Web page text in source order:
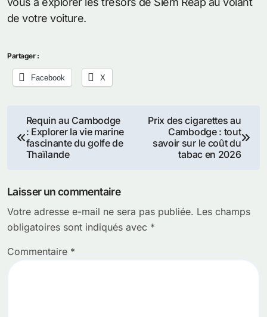
de votre voiture.
Partager :
Facebook X
Navigation
de
Requin au Cambodge
: Explorer la vie marine
fascinante du golfe de
Thaïlande
Prix des cigarettes au
Cambodge : tout
savoir sur le coût du
tabac en 2026
Laisser un commentaire
Votre adresse e-mail ne sera pas publiée. Les champs
obligatoires sont indiqués avec *
Commentaire *